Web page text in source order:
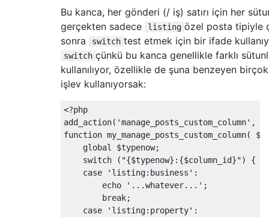
Bu kanca, her gönderi (/ iş) satırı için her
gerçekten sadece
listing özel posta tipiyle
sonra
switch test etmek için bir ifade
switch çünkü bu kanca genellikle farklı
kullanılıyor, özellikle de şuna benzeyen
işlev kullanıyorsak:
<?php
add_action( 'manage_posts_custom_column' ,
function my_manage_posts_custom_column(
global
$typenow;
switch
( "{$typenow}:{$column_id}")
{
case
'listing:business' :
        echo
'...whatever...' ;
break;
case
'listing:property' :